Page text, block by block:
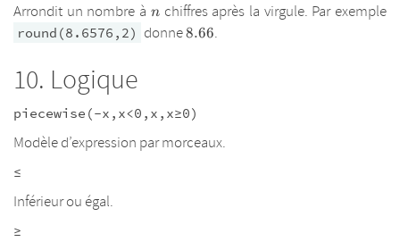
Arrondit un nombre à n
nchiffres après la virgule. Par exemple
round(8.6576,2) donne8.66
8.66.
Logique
piecewise(-x,x<0,x,x≥0)
Modèle d’expression par morceaux.
≤
Inférieur ou égal.
≥